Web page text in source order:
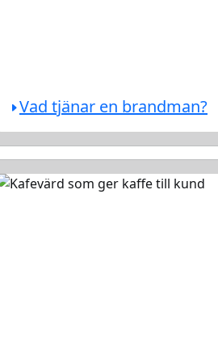
Vad tjänar en brandman?